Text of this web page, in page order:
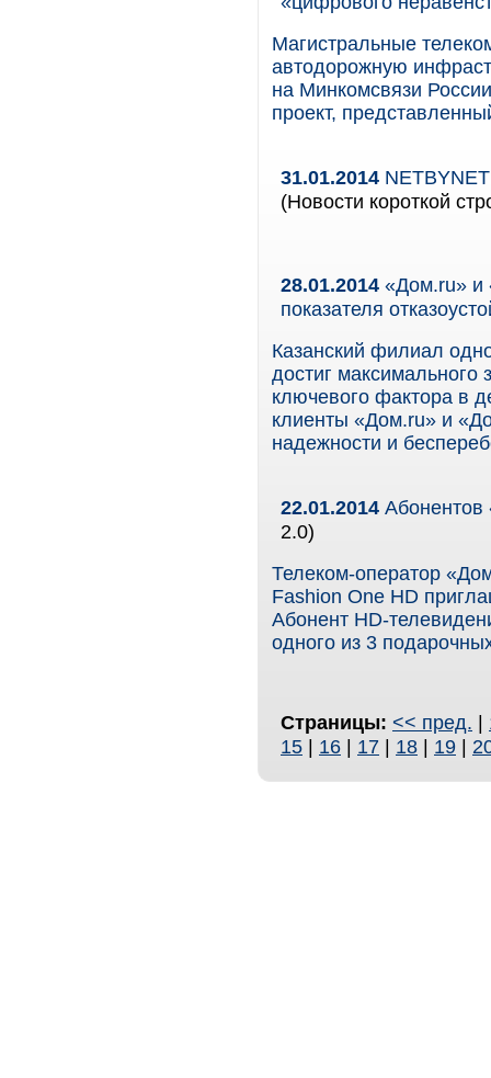
Магистральные
автодорожную
на Минкомсвязи
проект,
31.01.2014
(Новости короткой
28.01.2014 «Дом.ru» и
показателя
Казанский филиал
достиг максимального
ключевого фактора в
клиенты «Дом.ru» и
надежности и
22.01.2014
2.0)
Телеком-оператор
Fashion One HD
Абонент HD-
одного из 3
Страницы: << пред. |
15 | 16 | 17 | 18 | 19 |